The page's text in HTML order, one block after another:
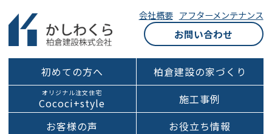
会社概要 アフターメンテナンス
お問い合わせ
初めての方へ 柏倉建設の家づくり
オリジナル注文住宅
Cococi+style
施工事例
お客様の声
お役立ち情報